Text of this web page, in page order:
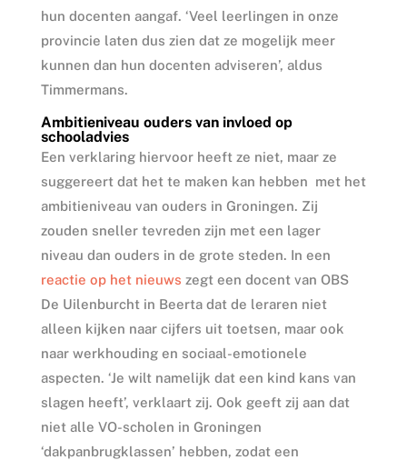
hun docenten aangaf. ‘Veel leerlingen in onze
provincie laten dus zien dat ze mogelijk meer
kunnen dan hun docenten adviseren’, aldus
Timmermans.
Ambitieniveau ouders van invloed op
schooladvies
Een verklaring hiervoor heeft ze niet, maar ze
suggereert dat het te maken kan hebben met het
ambitieniveau van ouders in Groningen. Zij
zouden sneller tevreden zijn met een lager
niveau dan ouders in de grote steden. In een
reactie op het nieuws zegt een docent van OBS
De Uilenburcht in Beerta dat de leraren niet
alleen kijken naar cijfers uit toetsen, maar ook
naar werkhouding en sociaal-emotionele
aspecten. ‘Je wilt namelijk dat een kind kans van
slagen heeft’, verklaart zij. Ook geeft zij aan dat
niet alle VO-scholen in Groningen
‘dakpanbrugklassen’ hebben, zodat een